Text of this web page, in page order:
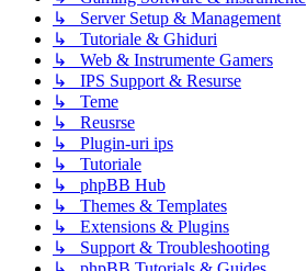
↳ Server Setup & Management
↳ Tutoriale & Ghiduri
↳ Web & Instrumente Gamers
↳ IPS Support & Resurse
↳ Teme
↳ Reusrse
↳ Plugin-uri ips
↳ Tutoriale
↳ phpBB Hub
↳ Themes & Templates
↳ Extensions & Plugins
↳ Support & Troubleshooting